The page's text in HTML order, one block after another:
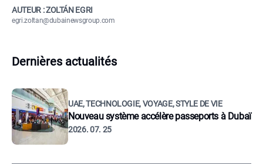
AUTEUR : ZOLTÁN EGRI
egri.zoltan@dubainewsgroup.com
Dernières actualités
UAE, TECHNOLOGIE, VOYAGE, STYLE DE VIE
Nouveau système accélère passeports à Dubaï
2026. 07. 25